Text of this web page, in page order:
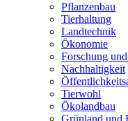
Pflanzenbau
Tierhaltung
Landtechnik
Ökonomie
Forschung
Nachhaltigkeit
Tierwohl
Ökolandbau